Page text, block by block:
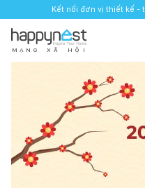
Kết nối đơn vị thiết kế -
M Ạ N G X Ã H Ộ I